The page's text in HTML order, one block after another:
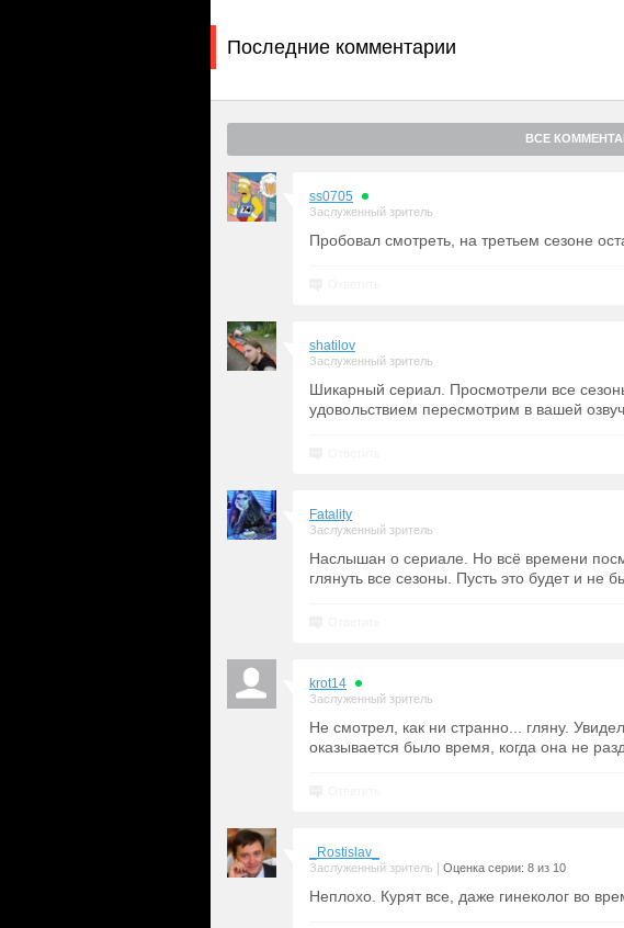
Последние комментарии
ВСЕ
ss0705
Заслуженный зритель
Пробовал смотреть, на третьем сезоне
shatilov
Заслуженный зритель
Шикарный сериал. Просмотрели все
удовольствием пересмотрим в вашей
Fatality
Заслуженный зритель
Наслышан о сериале. Но всё времени
глянуть все сезоны. Пусть это будет и не
krot14
Заслуженный зритель
Не смотрел, как ни странно... гляну.
оказывается было время, когда она не
_Rostislav_
Заслуженный зритель Оценка серии: 8 из 10
Неплохо. Курят все, даже гинеколог во